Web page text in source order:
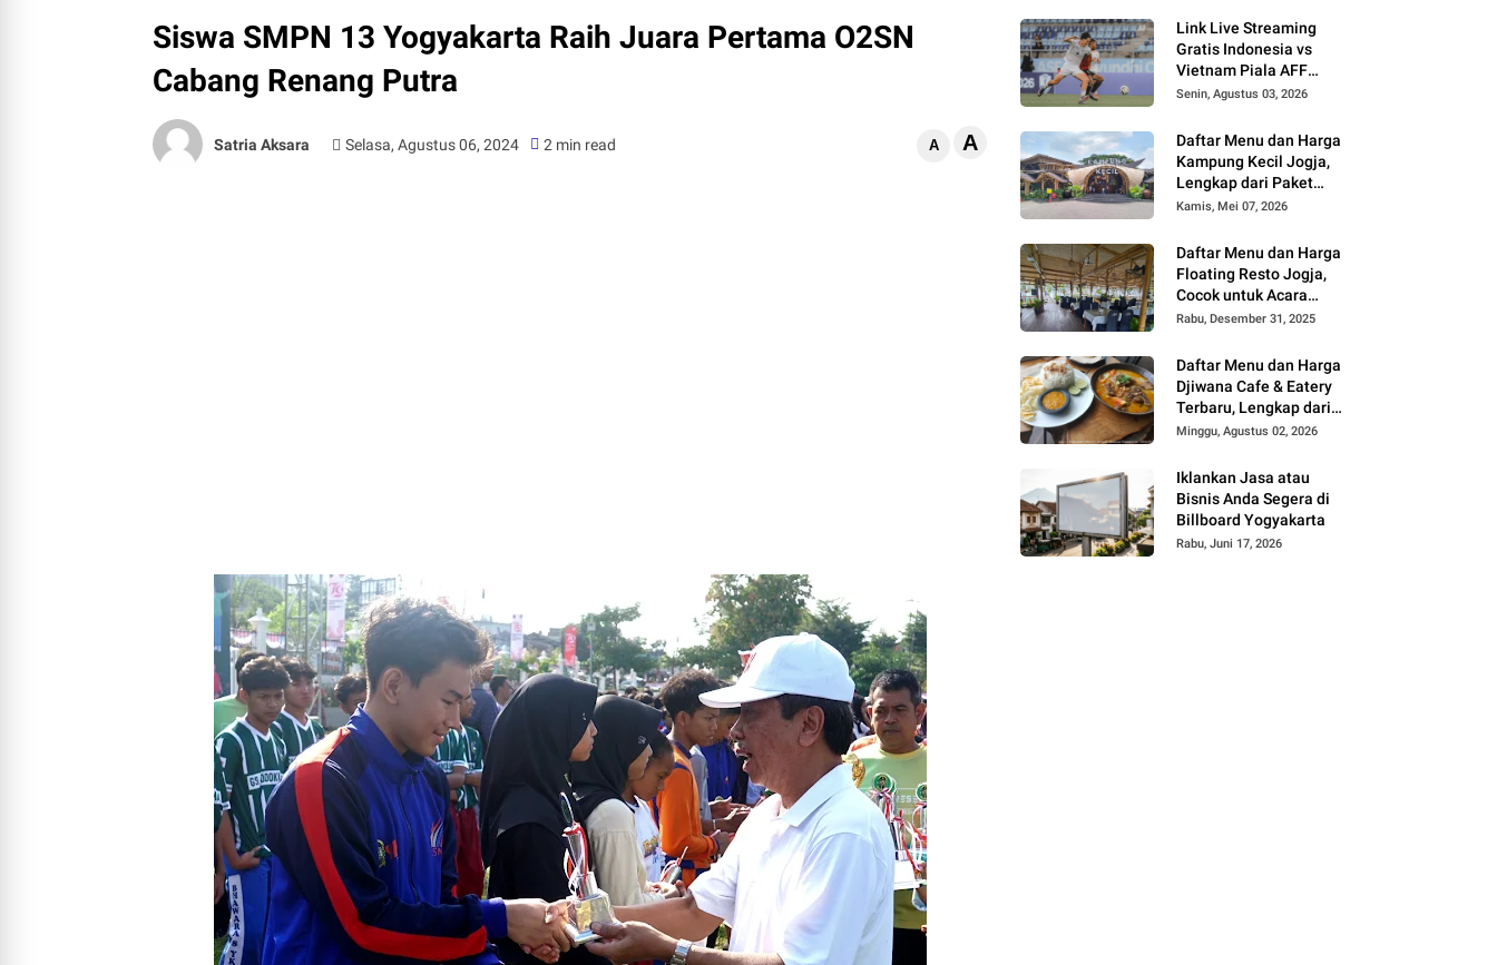
Siswa SMPN 13 Yogyakarta Raih Juara Pertama O2SN
Cabang Renang Putra
Satria Aksara Selasa, Agustus 06, 2024 2 min read A A
Link Live Streaming
Gratis Indonesia vs
Vietnam Piala AFF
2026
Senin, Agustus 03, 2026
Daftar Menu dan Harga
Kampung Kecil Jogja,
Lengkap dari Paket
Nasi hingga Minuman
Kamis, Mei 07, 2026
Daftar Menu dan Harga
Floating Resto Jogja,
Cocok untuk Acara
Keluarga dan
Rabu, Desember 31, 2025
Daftar Menu dan Harga
Djiwana Cafe & Eatery
Terbaru, Lengkap dari
Croissant, Pizza hingga
Minggu, Agustus 02, 2026
Iklankan Jasa atau
Bisnis Anda Segera di
Billboard Yogyakarta
Rabu, Juni 17, 2026